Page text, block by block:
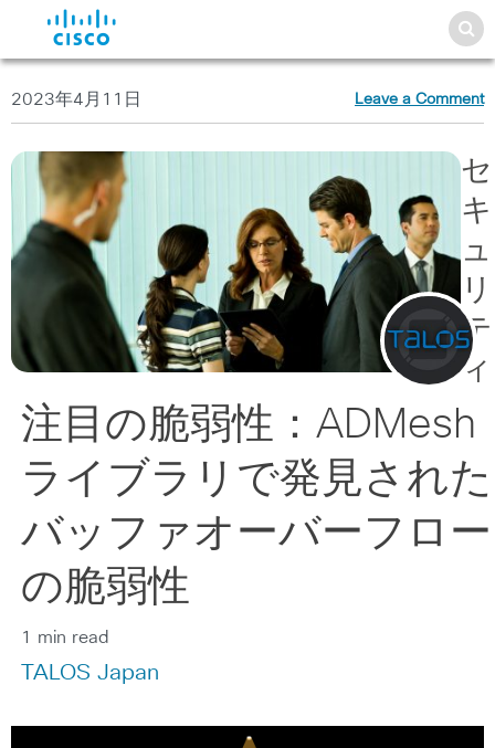
2023年4月11日 Leave a Comment
セ
キ
ュ
リ
テ
ィ
注目の脆弱性：ADMesh
ライブラリで発見された
バッファオーバーフロー
の脆弱性
1 min read
TALOS Japan